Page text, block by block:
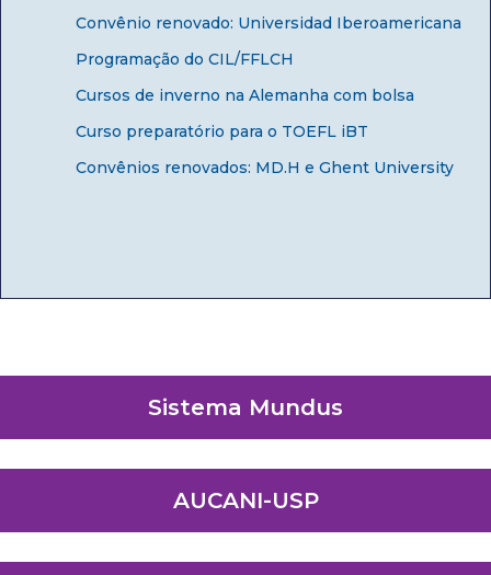
Convênio renovado: Universidad Iberoamericana
Programação do CIL/FFLCH
Cursos de inverno na Alemanha com bolsa
Curso preparatório para o TOEFL iBT
Convênios renovados: MD.H e Ghent University
Sistema Mundus
AUCANI-USP